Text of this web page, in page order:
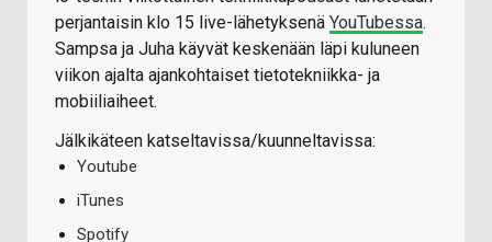
perjantaisin klo 15 live-lähetyksenä YouTubessa.
Sampsa ja Juha käyvät keskenään läpi kuluneen
viikon ajalta ajankohtaiset tietotekniikka- ja
mobiiliaiheet.
Jälkikäteen katseltavissa/kuunneltavissa:
Youtube
iTunes
Spotify